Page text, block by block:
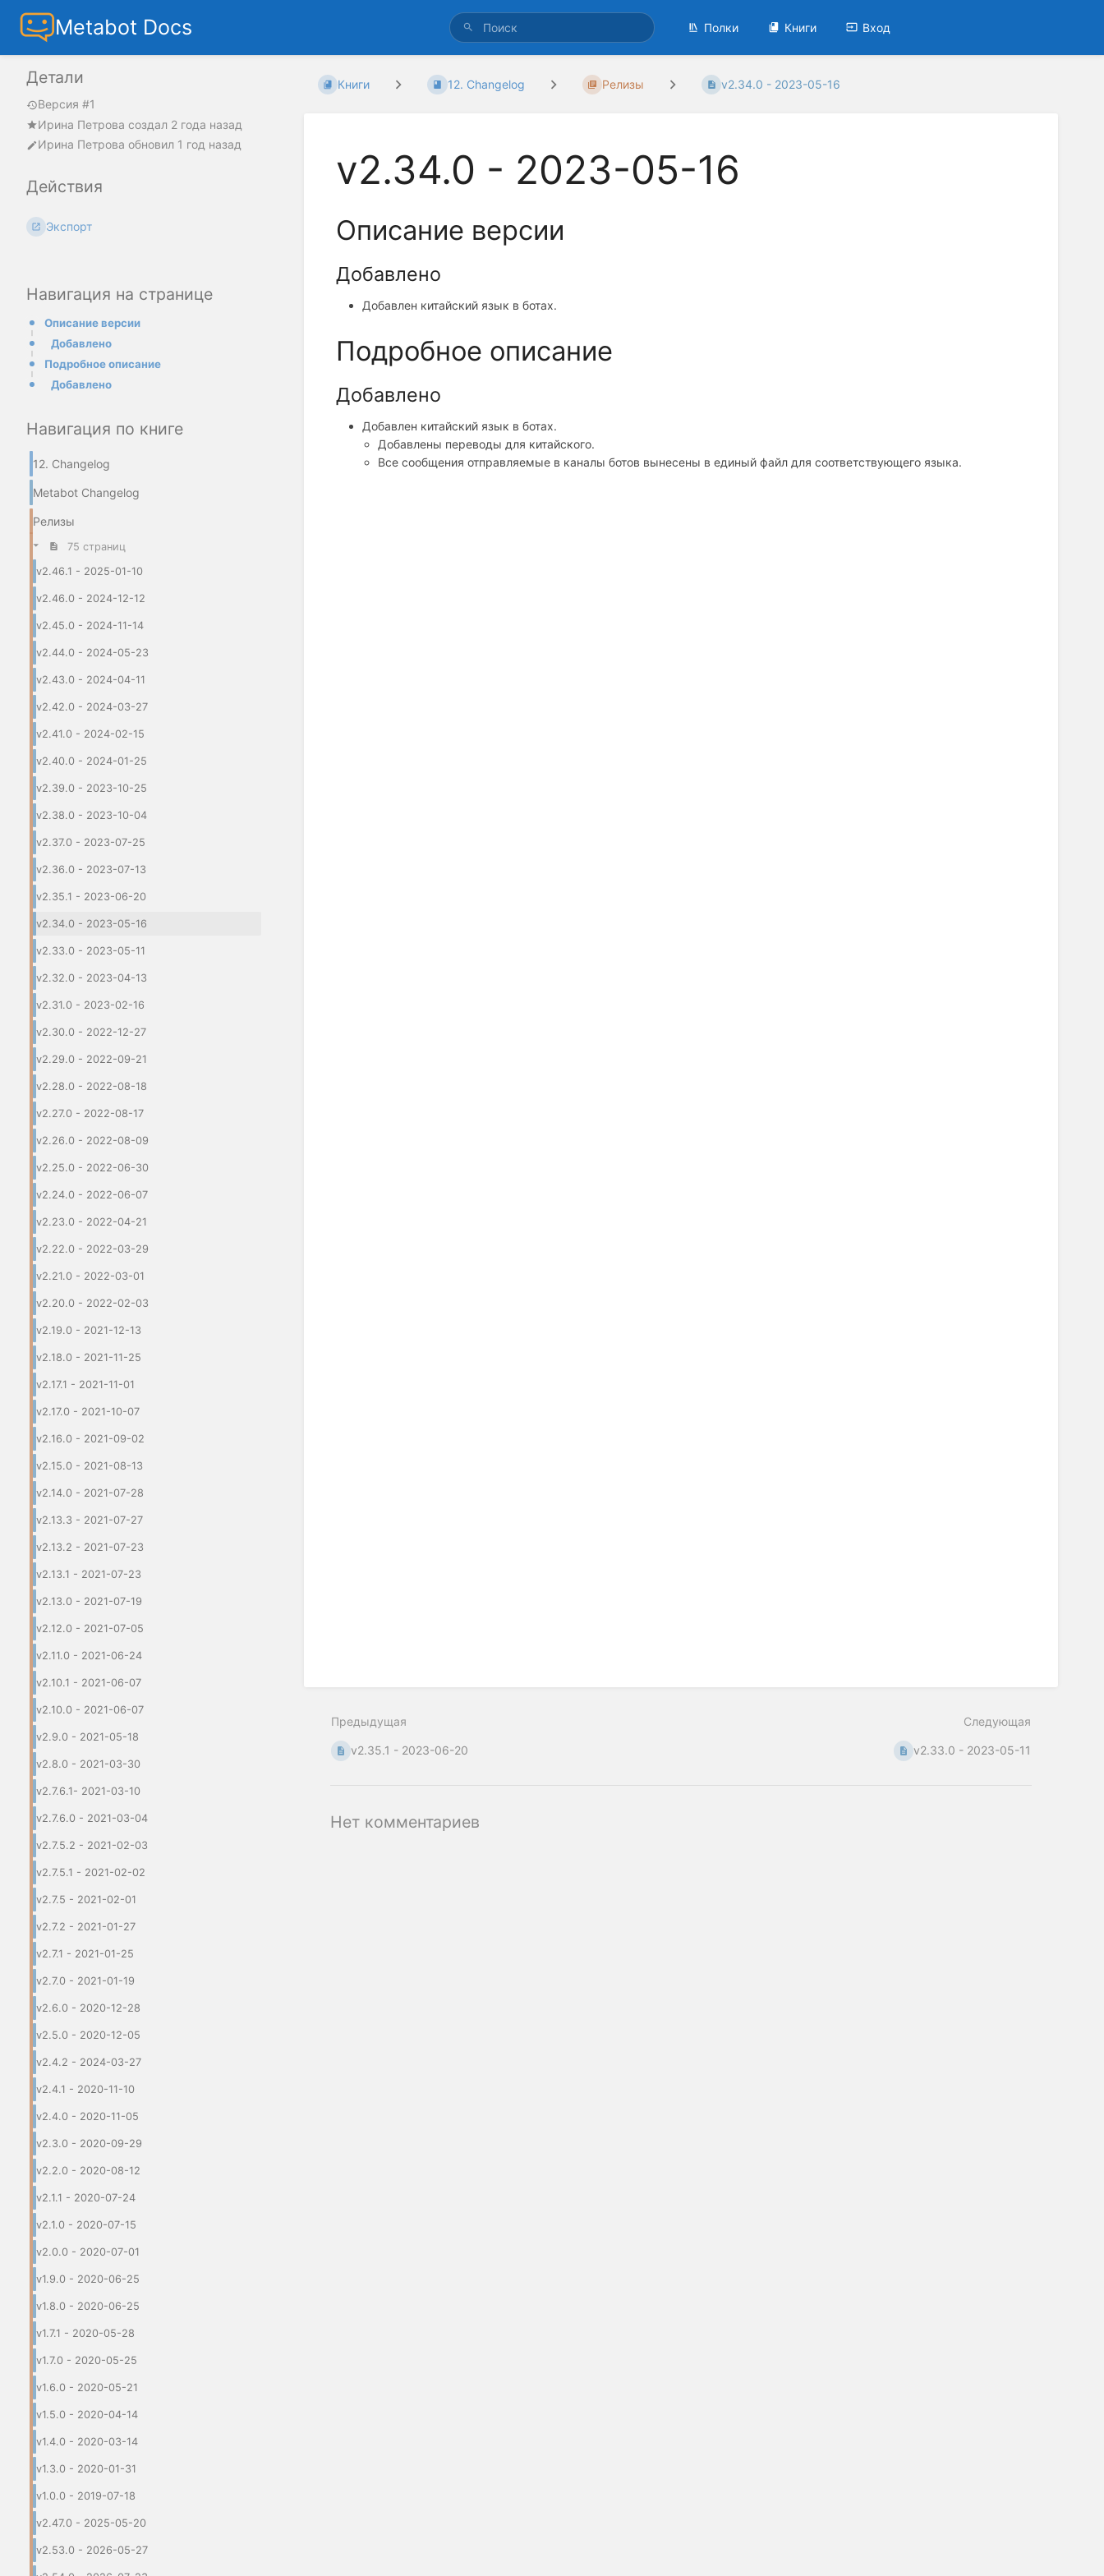
Metabot Docs Полки Книги Вход
Навигация на странице
Описание версии
Добавлено
Подробное описание
Добавлено
Навигация по книге
12. Changelog
Metabot Changelog
Релизы
75 страниц
v2.46.1 - 2025-01-10
v2.46.0 - 2024-12-12
v2.45.0 - 2024-11-14
v2.44.0 - 2024-05-23
v2.43.0 - 2024-04-11
v2.42.0 - 2024-03-27
v2.41.0 - 2024-02-15
v2.40.0 - 2024-01-25
v2.39.0 - 2023-10-25
v2.38.0 - 2023-10-04
v2.37.0 - 2023-07-25
v2.36.0 - 2023-07-13
v2.35.1 - 2023-06-20
v2.34.0 - 2023-05-16
v2.33.0 - 2023-05-11
v2.32.0 - 2023-04-13
v2.31.0 - 2023-02-16
v2.30.0 - 2022-12-27
v2.29.0 - 2022-09-21
v2.28.0 - 2022-08-18
v2.27.0 - 2022-08-17
v2.26.0 - 2022-08-09
v2.25.0 - 2022-06-30
v2.24.0 - 2022-06-07
v2.23.0 - 2022-04-21
v2.22.0 - 2022-03-29
v2.21.0 - 2022-03-01
v2.20.0 - 2022-02-03
v2.19.0 - 2021-12-13
v2.18.0 - 2021-11-25
v2.17.1 - 2021-11-01
v2.17.0 - 2021-10-07
v2.16.0 - 2021-09-02
v2.15.0 - 2021-08-13
v2.14.0 - 2021-07-28
v2.13.3 - 2021-07-27
v2.13.2 - 2021-07-23
v2.13.1 - 2021-07-23
v2.13.0 - 2021-07-19
v2.12.0 - 2021-07-05
v2.11.0 - 2021-06-24
v2.10.1 - 2021-06-07
v2.10.0 - 2021-06-07
v2.9.0 - 2021-05-18
v2.8.0 - 2021-03-30
v2.7.6.1- 2021-03-10
v2.7.6.0 - 2021-03-04
v2.7.5.2 - 2021-02-03
v2.7.5.1 - 2021-02-02
v2.7.5 - 2021-02-01
v2.7.2 - 2021-01-27
v2.7.1 - 2021-01-25
v2.7.0 - 2021-01-19
v2.6.0 - 2020-12-28
v2.5.0 - 2020-12-05
v2.4.2 - 2024-03-27
v2.4.1 - 2020-11-10
v2.4.0 - 2020-11-05
v2.3.0 - 2020-09-29
v2.2.0 - 2020-08-12
v2.1.1 - 2020-07-24
v2.1.0 - 2020-07-15
v2.0.0 - 2020-07-01
v1.9.0 - 2020-06-25
v1.8.0 - 2020-06-25
v1.7.1 - 2020-05-28
v1.7.0 - 2020-05-25
v1.6.0 - 2020-05-21
v1.5.0 - 2020-04-14
v1.4.0 - 2020-03-14
v1.3.0 - 2020-01-31
v1.0.0 - 2019-07-18
v2.47.0 - 2025-05-20
v2.53.0 - 2026-05-27
Книги 12. Changelog Релизы v2.34.0 - 2023-05-16
v2.34.0 - 2023-05-16
Описание версии
Добавлено
Добавлен китайский язык в ботах.
Подробное описание
Добавлено
Добавлен китайский язык в ботах.
Добавлены переводы для китайского.
Все сообщения отправляемые в каналы ботов вынесены в единый файл для соответствующего языка.
Предыдущая
v2.35.1 - 2023-06-20
Следующая
v2.33.0 - 2023-05-11
Нет комментариев
Детали
Версия #1
Ирина Петрова создал 2 года назад
Ирина Петрова обновил 1 год назад
Действия
Экспорт